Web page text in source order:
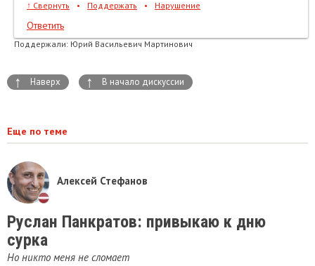
↑ Свернуть • Поддержать • Нарушение
Ответить
Поддержали: Юрий Васильевич Мартинович
↑ Наверх ↑ В начало дискуссии
Еще по теме
Алексей Стефанов
Руслан Панкратов: привыкаю к дню
сурка
Но никто меня не сломает